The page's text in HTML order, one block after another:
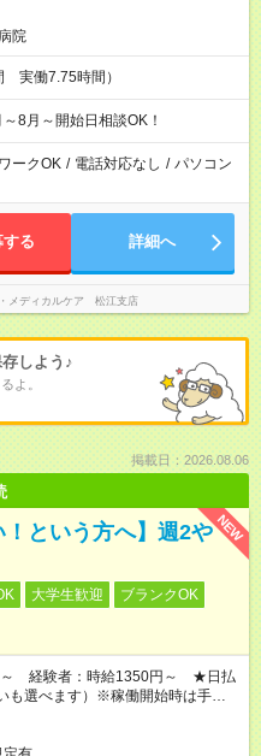
院
実働7.75時間）
8月～開始日相談OK！
ークOK / 電話対応なし / パソコン
する 詳細へ
メディカルケア 松江支店
しよう♪
よ。
掲載日：2026.08.06
NEW
！という方へ】週2や
大学生歓迎
ブランクOK
～ 経験者：時給1350円～ ★日払
も選べます）※稼働開始時は手続き
す。